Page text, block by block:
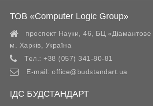
ТОВ «Computer Logic Group»
проспект Науки, 46, БЦ «Діамантове
м. Харків
Україна
Тел.: +38 (057) 341-80-81
E-mail: office@budstandart.ua
ІДС БУДСТАНДАРТ